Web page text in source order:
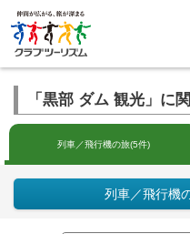
「黒部 ダム 観光」に
列車／飛行機の旅(5件)
列車／飛行機